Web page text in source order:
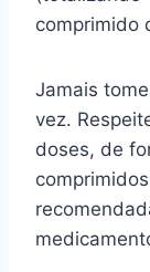
comprimido
Jamais
vez.
doses, de